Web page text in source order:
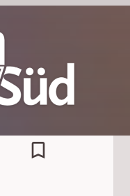
bookmark_border